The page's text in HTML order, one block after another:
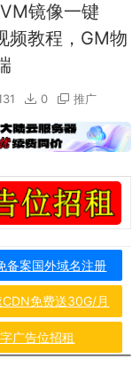
镜像一键
频教程，GM物
0 推广
备案国外域名注册
免费送30G/月
广告位招租